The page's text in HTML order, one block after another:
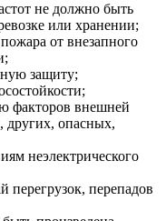
не должно быть
или хранении;
от внезапного
защиту;
факторов внешней
опасных,
неэлектрического
перегрузок, перепадов